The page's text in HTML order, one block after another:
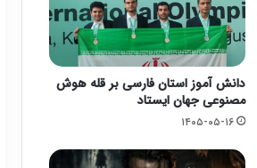
دانش آموز استان فارسی بر قله هوش
مصنوعی جهان ایستاد
۱۴۰۵-۰۵-۱۶